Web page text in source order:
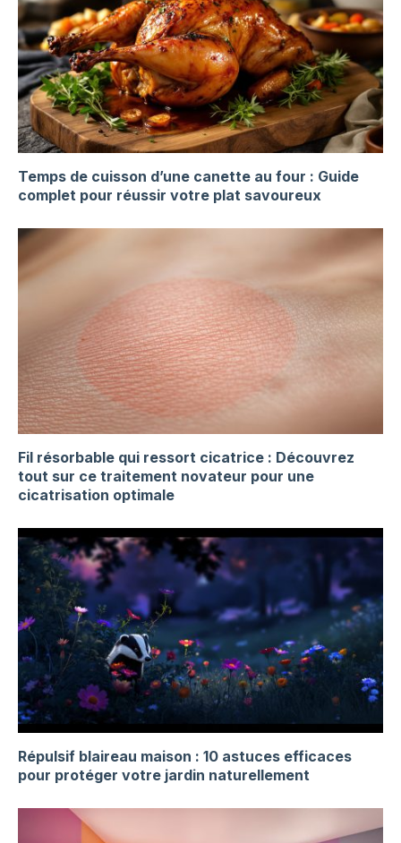
Temps de cuisson d’une canette au four : Guide
complet pour réussir votre plat savoureux
Fil résorbable qui ressort cicatrice : Découvrez
tout sur ce traitement novateur pour une
cicatrisation optimale
Répulsif blaireau maison : 10 astuces efficaces
pour protéger votre jardin naturellement